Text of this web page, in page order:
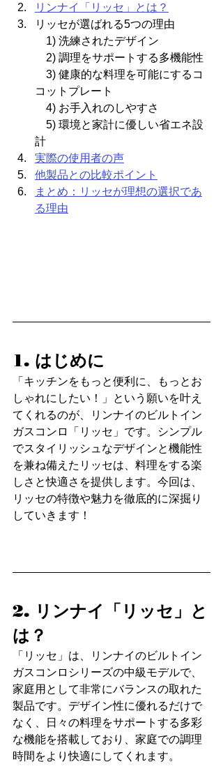
リンナイ「リッセ」とは？
リッセが選ばれる5つの理由
1) 洗練されたデザイン
2) 調理をサポートする多機能性
3) 健康的な料理を可能にするコ
コットプレート
4) お手入れのしやすさ
5) 環境と家計に優しい省エネ設
計
実際の使用者の声
他製品との比較ポイント
まとめ：リッセが理想の選択であ
る理由
1. はじめに
「キッチンをもっと便利に、もっとお
しゃれにしたい！」という願いを叶え
てくれるのが、リンナイのビルトイン
ガスコンロ「リッセ」です。シンプル
でスタイリッシュなデザインと機能性
を兼ね備えたリッセは、料理をする楽
しさと快適さを提供します。今回は、
リッセの特徴や魅力を徹底的に深掘り
していきます！
2. リンナイ「リッセ」と
は？
「リッセ」は、リンナイのビルトイン
ガスコンロシリーズの中級モデルで、
家庭用として非常にバランスの取れた
製品です。デザイン性に優れるだけで
なく、日々の料理をサポートする多彩
な機能を搭載しており、家庭での調理
時間をより快適にしてくれます。